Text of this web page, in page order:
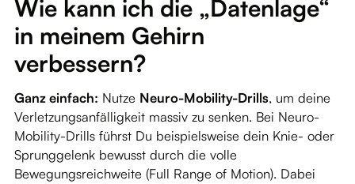
Wie kann ich die „Datenlage“
in meinem Gehirn
verbessern?
Ganz einfach: Nutze Neuro-Mobility-Drills, um deine
Verletzungsanfälligkeit massiv zu senken. Bei Neuro-
Mobility-Drills führst Du beispielsweise dein Knie- oder
Sprunggelenk bewusst durch die volle
Bewegungsreichweite (Full Range of Motion). Dabei